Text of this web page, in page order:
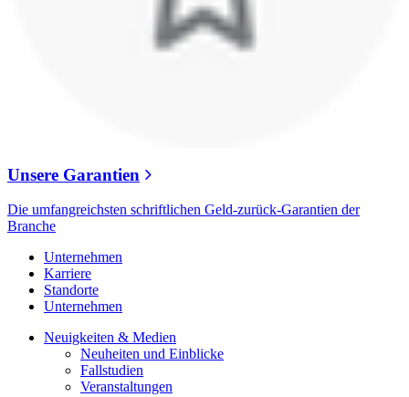
Unsere Garantien
Die umfangreichsten schriftlichen Geld-zurück-Garantien der
Branche
Unternehmen
Karriere
Standorte
Unternehmen
Neuigkeiten & Medien
Neuheiten und Einblicke
Fallstudien
Veranstaltungen